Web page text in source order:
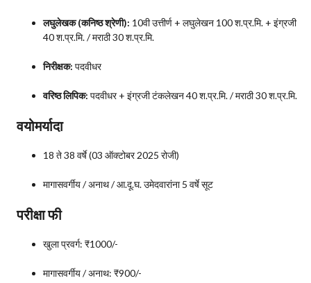
लघुलेखक (कनिष्ठ श्रेणी): 10वी उत्तीर्ण + लघुलेखन 100 श.प्र.मि. + इंग्रजी
40 श.प्र.मि. / मराठी 30 श.प्र.मि.
निरीक्षक: पदवीधर
वरिष्ठ लिपिक: पदवीधर + इंग्रजी टंकलेखन 40 श.प्र.मि. / मराठी 30 श.प्र.मि.
वयोमर्यादा
18 ते 38 वर्षे (03 ऑक्टोबर 2025 रोजी)
मागासवर्गीय / अनाथ / आ.दू.घ. उमेदवारांना 5 वर्षे सूट
परीक्षा फी
खुला प्रवर्ग: ₹1000/-
मागासवर्गीय / अनाथ: ₹900/-